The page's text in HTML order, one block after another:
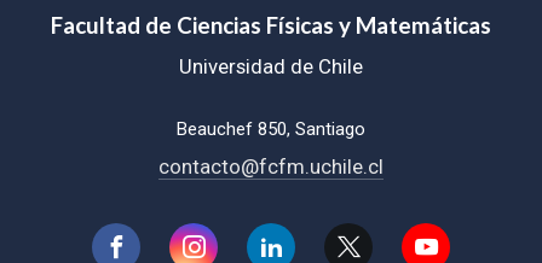
Facultad de Ciencias Físicas y Matemáticas
Universidad de Chile
Beauchef 850, Santiago
contacto@fcfm.uchile.cl